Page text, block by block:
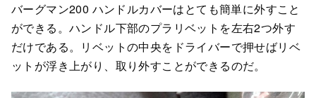
バーグマン200 ハンドルカバーはとても簡単に外すこと
ができる。ハンドル下部のプラリベットを左右2つ外す
だけである。リベットの中央をドライバーで押せばリベ
ットが浮き上がり、取り外すことができるのだ。